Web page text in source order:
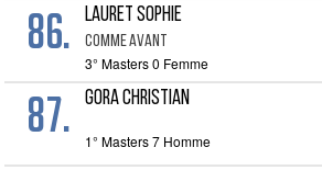
86. LAURET SOPHIE
COMME AVANT
3° Masters 0 Femme
87. GORA CHRISTIAN
1° Masters 7 Homme